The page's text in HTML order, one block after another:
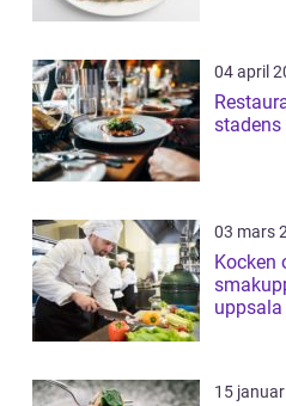
04 april
Restaurang
stadens
03 mars
Kocken
uppsala
15